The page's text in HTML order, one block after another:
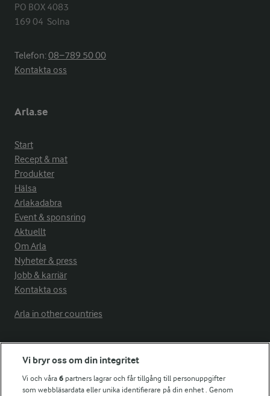
PO BOX 4083
169 04  Solna
Telefon:08−789 50 00
Kontakta oss
Arla.se
Start
Recept & mat
Produkter
Hälsa
Arlakadabra
Event & sponsring
Aktuellt
Om Arla
Nyheter & press
Jobb & karriär
Kontakta oss
Arla in other countries
Fler Arlasajter
För ägare
Vi bryr oss om din integritet
Vi och våra6 partners lagrar och får tillgång till personuppgifter
som webbläsardata eller unika identifierare på din enhet . Genom